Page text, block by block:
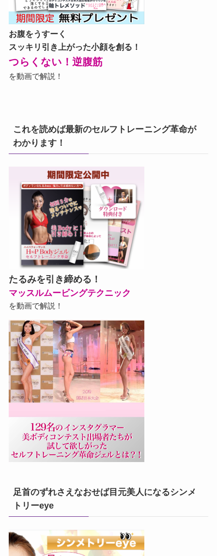
お腹をうすーく
スッキリ引き上がった小顔を創る！
つらくない！逆腹筋
を動画で解説！
これを読めば最新のセルフトレーニング革命が
わかります！
たるみを引き締める！
マッスルムービングテクニック
を動画で解説！
足首のずれさえなおせば目元美人になるシンメ
トリーeye